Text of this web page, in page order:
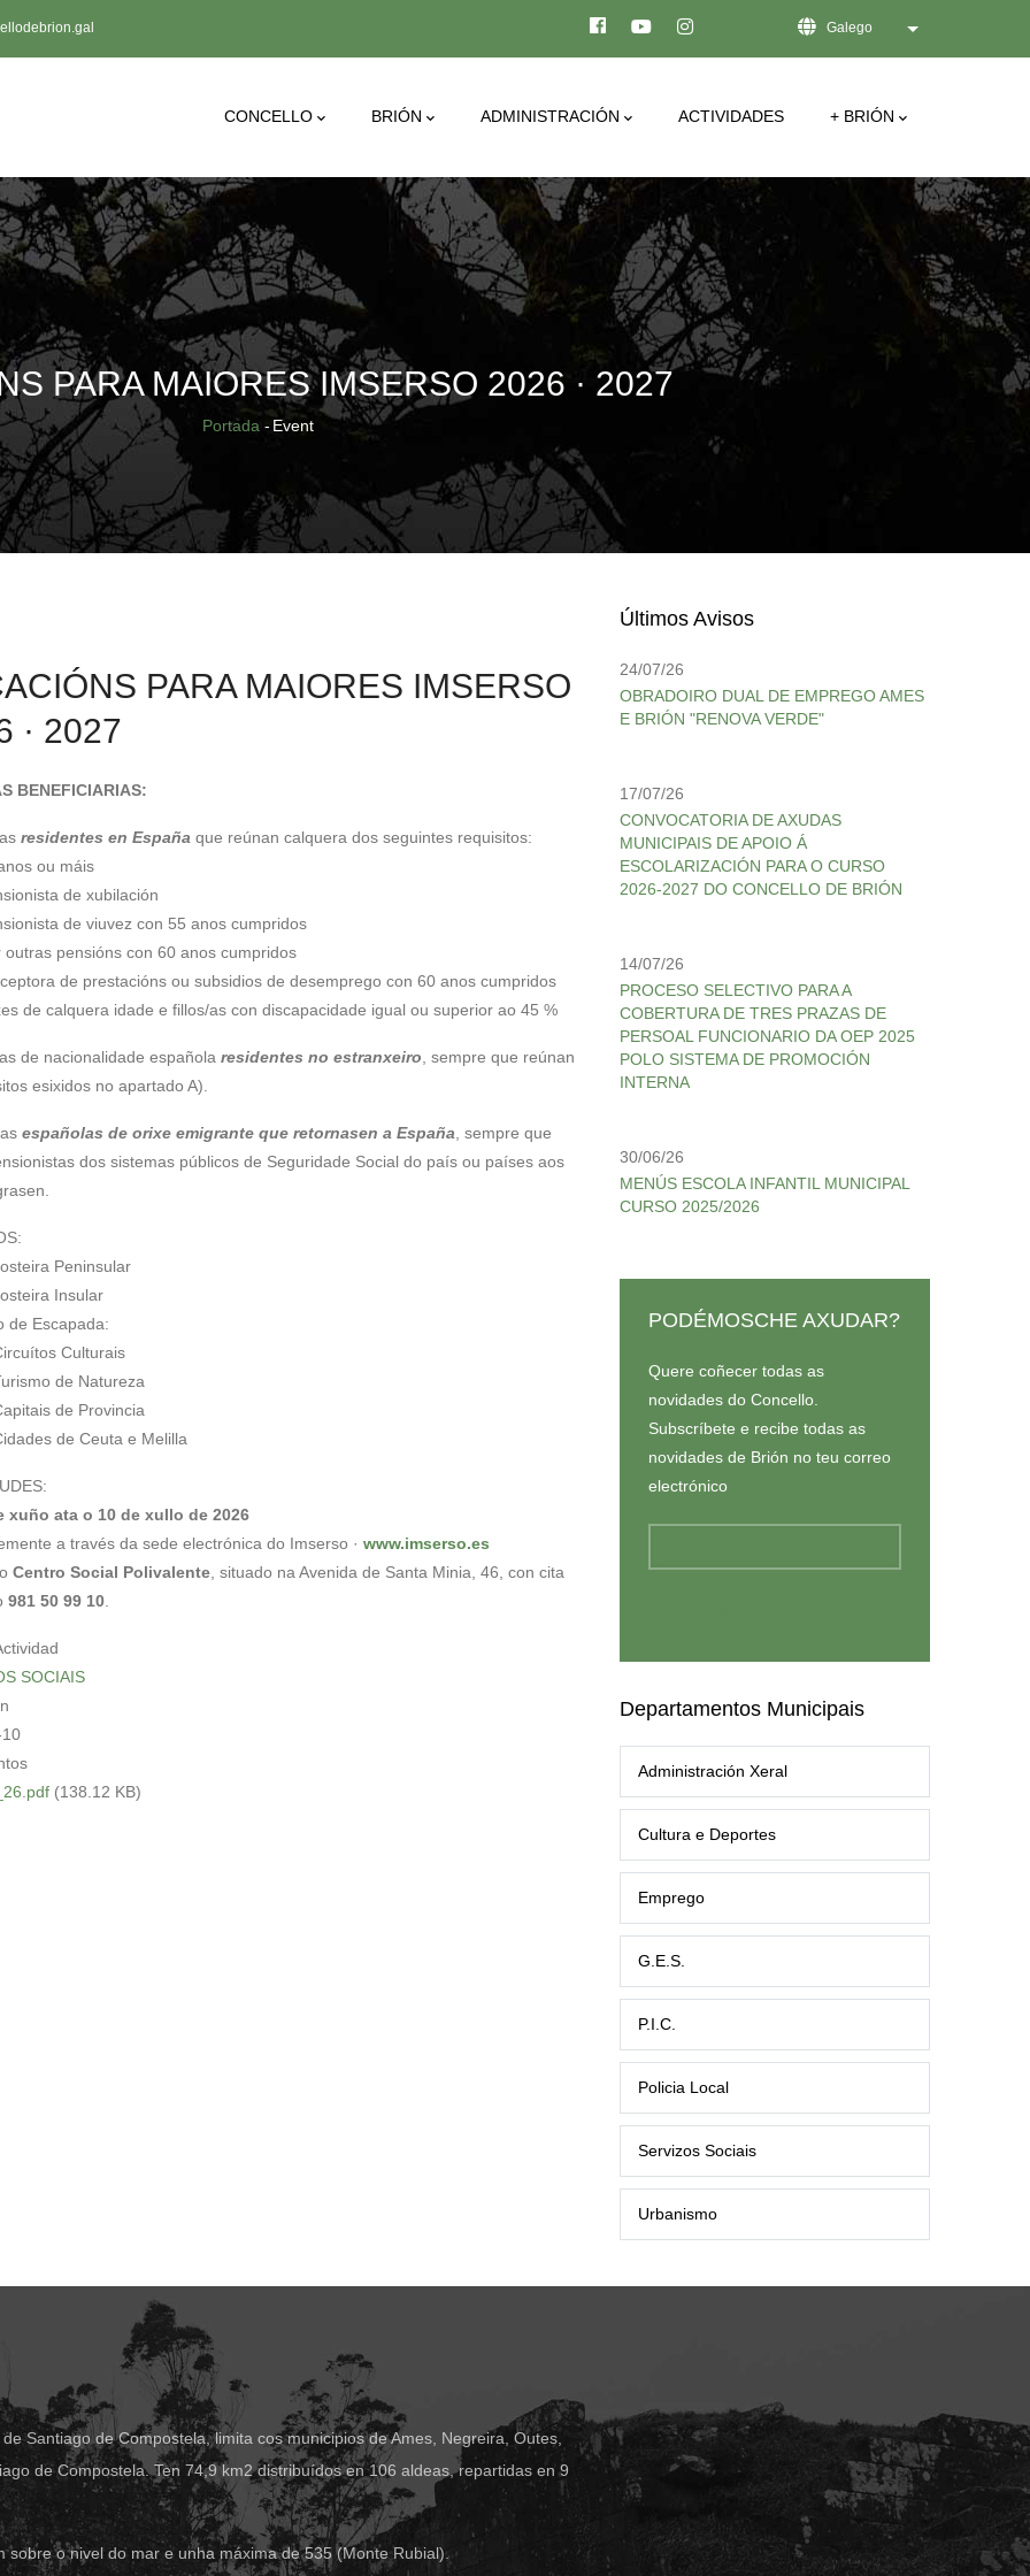
Galego List additional
Main
CONCELLO BRIÓN ADMINISTRACIÓN ACTIVIDADES + BRIÓN
PARA MAIORES IMSERSO 2026 · 2027
Breadcrumb
Portada - Event
PARA MAIORES IMSERSO
· 2027
BENEFICIARIAS:
residentes en España que reúnan calquera dos seguintes requisitos:
ou máis
de xubilación
de viuvez con 55 anos cumpridos
outras pensións con 60 anos cumpridos
de prestacións ou subsidios de desemprego con 60 anos cumpridos
de calquera idade e fillos/as con discapacidade igual ou superior ao 45 %
de nacionalidade española residentes no estranxeiro , sempre que reúnan
esixidos no apartado A).
españolas de orixe emigrante que retornasen a España , sempre que
dos sistemas públicos de Seguridade Social do país ou países aos
Peninsular
Insular
de Escapada:
Culturais
de Natureza
de Provincia
de Ceuta e Melilla
xuño ata o 10 de xullo de 2026
a través da sede electrónica do Imserso · www.imserso.es
Centro Social Polivalente, situado na Avenida de Santa Minia, 46, con cita
981 50 99 10.
SOCIAIS
(138.12 KB)
Últimos Avisos
24/07/26
OBRADOIRO DUAL DE EMPREGO AMES
E BRIÓN "RENOVA VERDE"
17/07/26
CONVOCATORIA DE AXUDAS
MUNICIPAIS DE APOIO Á
ESCOLARIZACIÓN PARA O CURSO
2026-2027 DO CONCELLO DE BRIÓN
14/07/26
PROCESO SELECTIVO PARA A
COBERTURA DE TRES PRAZAS DE
PERSOAL FUNCIONARIO DA OEP 2025
POLO SISTEMA DE PROMOCIÓN
INTERNA
30/06/26
MENÚS ESCOLA INFANTIL MUNICIPAL
CURSO 2025/2026
PODÉMOSCHE AXUDAR?
Quere coñecer todas as
novidades do Concello.
Subscríbete e recibe todas as
novidades de Brión no teu correo
electrónico
Departamentos Municipais
Administración Xeral
Cultura e Deportes
Emprego
G.E.S.
P.I.C.
Policia Local
Servizos Sociais
Urbanismo
Santiago de Compostela, limita cos municipios de Ames, Negreira, Outes,
de Compostela. Ten 74,9 km2 distribuídos en 106 aldeas, repartidas en 9
o nivel do mar e unha máxima de 535 (Monte Rubial).